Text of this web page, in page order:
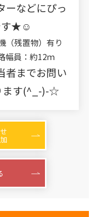
ーなどにぴっ
す★☺
（残置物）有り
幅員：約12ｍ
者までお問い
ます(^_-)-☆